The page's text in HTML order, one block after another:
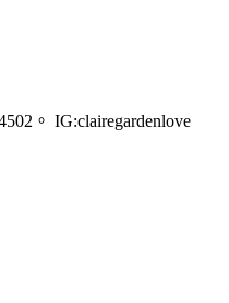
。 IG:clairegardenlove